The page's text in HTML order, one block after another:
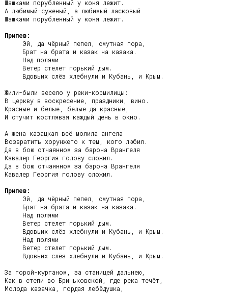
Шашками порубленный у коня лежит.
А любимый-суженый, а любимый ласковый
Шашками порубленный у коня лежит.
Припев:
Жили-были весело у реки-кормилицы:
В церкву в воскресение, праздники, вино.
Красные и белые, белые да красные,
И стучит костлявая каждый день в окно.
А жена казацкая всё молила ангела
Возвратить хорунжего к тем, кого любил.
Да в бою отчаянном за барона Врангеля
Кавалер Георгия голову сложил.
Да в бою отчаянном за барона Врангеля
Кавалер Георгия голову сложил.
Припев:
За горой-курганом, за станицей дальнею,
Как в степи во Бриньковской, где река течёт,
Молода казачка, гордая лебёдушка,